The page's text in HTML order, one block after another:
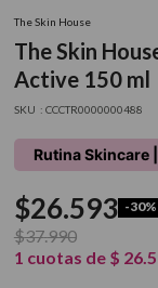
The Skin House
The Skin
Active 150 ml
: CCCTR0000000488
Rutina Skincare
$26.593 -30%
$37.990
1 cuotas de $ 26.
2 . sow
3. farmavita
5. cepillo
6. gama
7. secador
8 . loreal